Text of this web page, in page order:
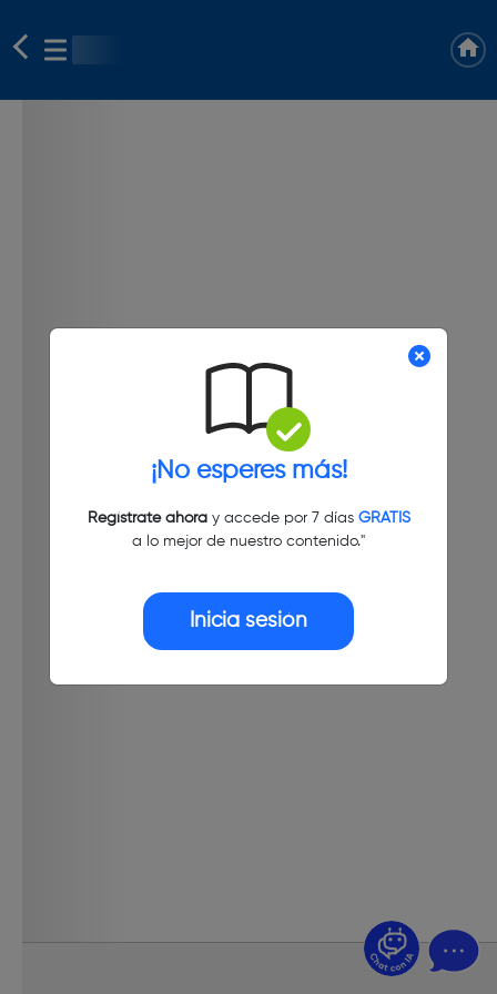
¡No esperes más!
Regístrate ahoray accede por 7 días GRATIS
a lo mejor de nuestro contenido."
Inicia sesión